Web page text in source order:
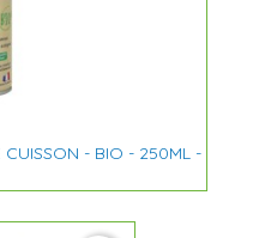
CUISSON - BIO - 250ML -